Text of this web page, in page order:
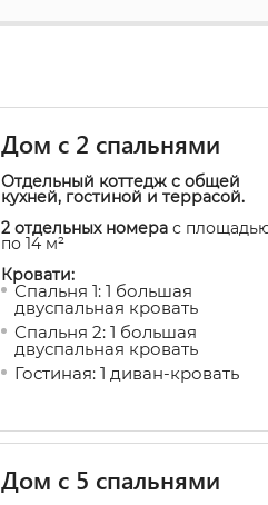
Дом с 2 спальнями
Отдельный коттедж с общей
кухней, гостиной и террасой.
2 отдельных номера с
по 14 м²
Кровати:
Спальня 1: 1 большая
двуспальная кровать
Спальня 2: 1 большая
двуспальная кровать
Гостиная: 1 диван-кровать
Дом с 5 спальнями